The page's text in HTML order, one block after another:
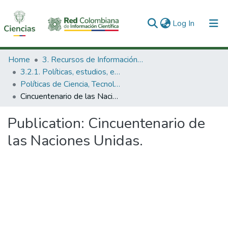
Log In (current)
Communities & Collections
All of DSpace
Statistics
Home
3. Recursos de Información Científica y Tecnológica
3.2.1. Políticas, estudios, evaluaciones e indicadores de CTeI
Políticas de Ciencia, Tecnología e Innovación
Cincuentenario de las Naciones Unidas.
Publication: Cincuentenario de
las Naciones Unidas.